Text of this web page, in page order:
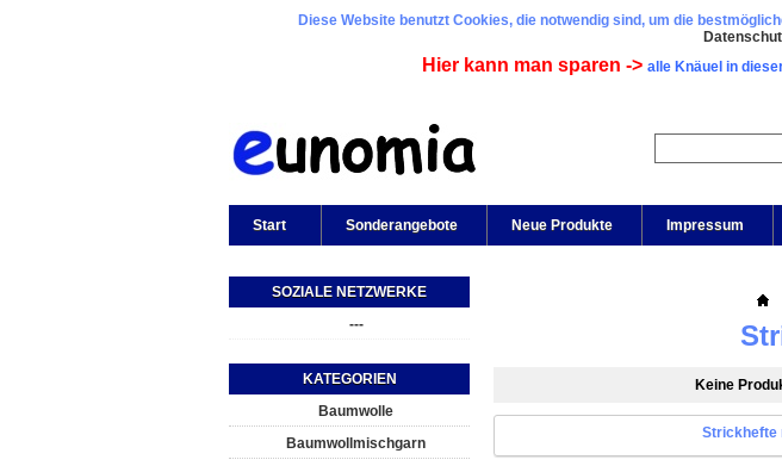
Diese Website benutzt Cookies, die notwendig sind, um die
Hier kann man sparen -> alle Knäuel in
Start Sonderangebote Neue Produkte Impressum
SOZIALE NETZWERKE
---
KATEGORIEN
Baumwolle
Baumwollmischgarn
Keine
Strickhefte